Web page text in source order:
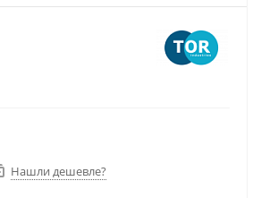
Нашли дешевле?